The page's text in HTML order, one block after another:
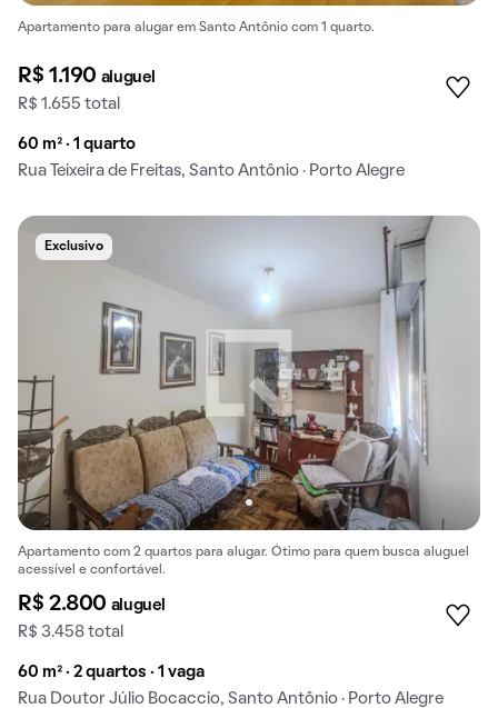
Apartamento para alugar em Santo Antônio com 1 quarto.
R$ 1.190 aluguel
R$ 1.655 total
60 m² · 1 quarto
Rua Teixeira de Freitas, Santo Antônio · Porto Alegre
Exclusivo
Apartamento com 2 quartos para alugar. Ótimo para quem busca aluguel
acessível e confortável.
R$ 2.800 aluguel
R$ 3.458 total
60 m² · 2 quartos · 1 vaga
Rua Doutor Júlio Bocaccio, Santo Antônio · Porto Alegre